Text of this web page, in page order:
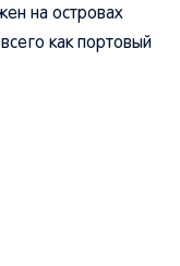
на островах
как портовый